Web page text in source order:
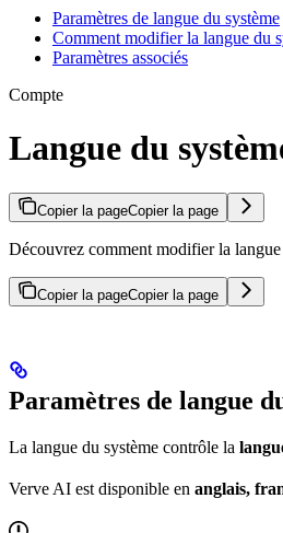
Paramètres de langue du système
Comment modifier la langue du
Paramètres associés
Compte
Langue du
Copier la pageCopier la page
Découvrez comment modifier la
Copier la pageCopier la page
Paramètres de langue
La langue du système contrôle la
Verve AI est disponible en anglais,